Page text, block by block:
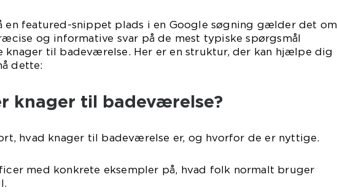
en featured-snippet plads i en Google søgning gælder det om
og informative svar på de mest typiske spørgsmål
knager til badeværelse. Her er en struktur, der kan hjælpe dig
dette:
knager til badeværelse?
hvad knager til badeværelse er, og hvorfor de er nyttige.
med konkrete eksempler på, hvad folk normalt bruger